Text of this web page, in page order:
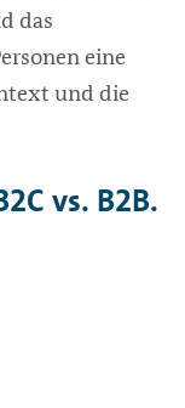
das
eine
und die
vs. B2B.